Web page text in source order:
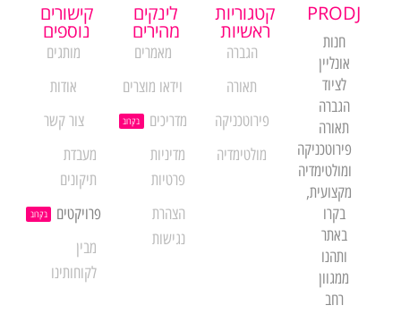
PRODJ
חנות
אונליין
לציוד
הגברה
תאורה
פירוטכניקה
ומולטימדיה
מקצועית,
בקרו
באתר
ותהנו
ממגוון
רחב
קטגוריות
ראשיות
הגברה
תאורה
פירוטכניקה
מולטימדיה
לינקים
מהירים
מאמרים
וידאו מוצרים
מדריכים
בקרוב
מדיניות
פרטיות
הצהרת
נגישות
קישורים
נוספים
מותגים
אודות
צור קשר
מעבדת
תיקונים
פרויקטים
בקרוב
מבין
לקוחותינו